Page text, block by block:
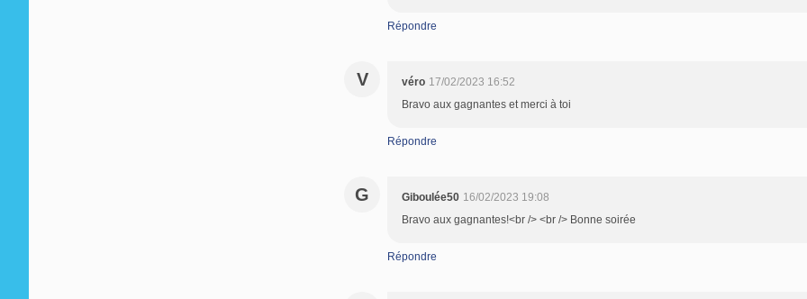
Répondre
V véro 17/02/2023 16:52
Bravo aux gagnantes et merci à toi
Répondre
G Giboulée50 16/02/2023 19:08
Bravo aux gagnantes!<br /> <br /> Bonne soirée
Répondre